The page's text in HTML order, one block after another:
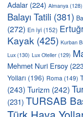
Adalar (224) Almanya (128)
Balayı Tatili (381)
(272) En iyi (152)
Kayak (425) Kurban
Lux (130) Lux Oteller (129)
Mehmet Nuri Ersoy
Yolları (196) Roma (149)
(243) Turizm (242)
(231) TURSAB